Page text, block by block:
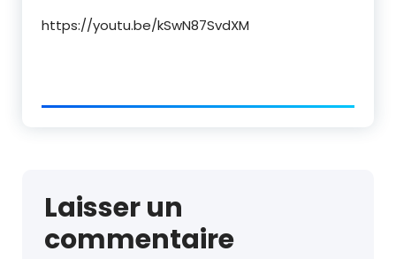
https://youtu.be/kSwN87SvdXM
Laisser un
commentaire